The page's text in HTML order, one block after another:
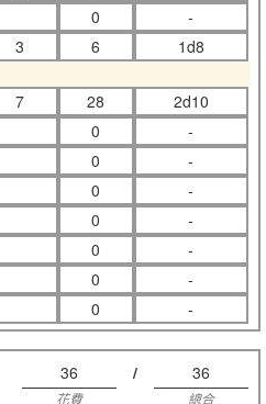
0
-
3 6
1d8
7 28
2d10
0
-
0
-
0
-
0
-
0
-
0
-
0 -
36 / 36
花費
總合